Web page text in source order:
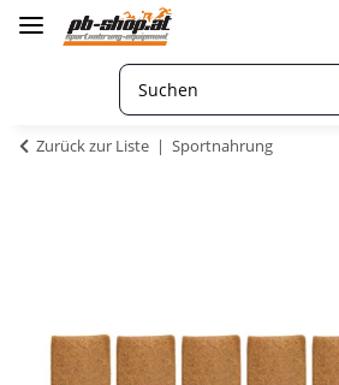
Zurück zur Liste Sportnahrung